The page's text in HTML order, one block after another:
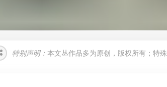
特别声明： 本文丛作品多为原创，版权所有；特